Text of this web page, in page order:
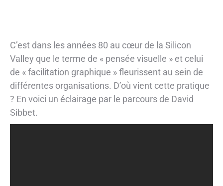
C’est dans les années 80 au cœur de la Silicon
Valley que le terme de « pensée visuelle » et celui
de « facilitation graphique » fleurissent au sein de
différentes organisations. D’où vient cette pratique
? En voici un éclairage par le parcours de David
Sibbet.